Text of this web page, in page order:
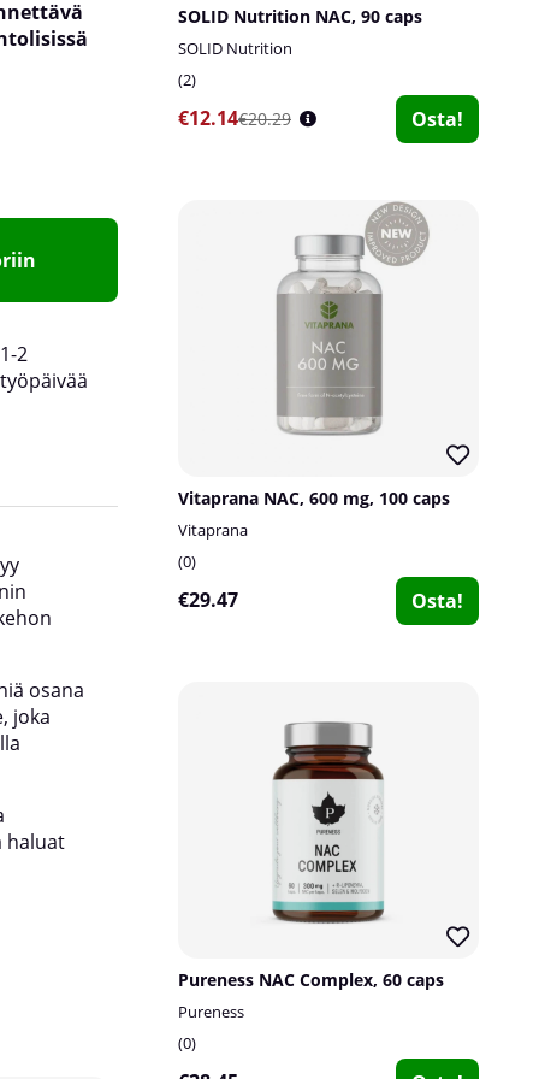
1-2
työpäivää
SOLID Nutrition NAC, 90 caps
SOLID Nutrition
2
€12.14€20.29 Osta!
Vitaprana NAC, 600 mg, 100 caps
Vitaprana
0
€29.47 Osta!
Pureness NAC Complex, 60 caps
Pureness
0
osana
joka
haluat
käytännöllisen lisän monipuolisen
tasapainoisen elämäntavan tueksi.